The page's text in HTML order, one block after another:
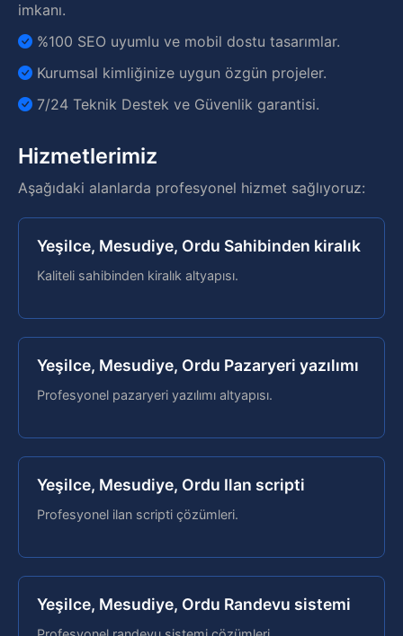
imkanı.
%100 SEO uyumlu ve mobil dostu tasarımlar.
Kurumsal kimliğinize uygun özgün projeler.
7/24 Teknik Destek ve Güvenlik garantisi.
Hizmetlerimiz
Aşağıdaki alanlarda profesyonel hizmet sağlıyoruz:
Yeşilce, Mesudiye, Ordu Sahibinden kiralık
Kaliteli sahibinden kiralık altyapısı.
Yeşilce, Mesudiye, Ordu Pazaryeri yazılımı
Profesyonel pazaryeri yazılımı altyapısı.
Yeşilce, Mesudiye, Ordu Ilan scripti
Profesyonel ilan scripti çözümleri.
Yeşilce, Mesudiye, Ordu Randevu sistemi